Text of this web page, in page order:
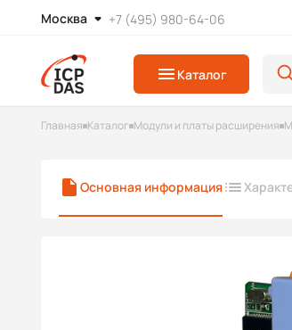
Москва +7 (495) 980-64-06
Каталог
Главная Каталог Модули и платы расширения
Основная информация